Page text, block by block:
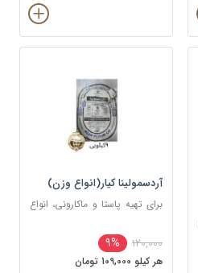
آردسمولینا کیار(انواع وزن)
برای تهیه پاستا و ماکارونی، انواع
بیسکوئیت‌ها، دسرها (مانند فرنی،
پودینگ، حلوای سمولینا)
120,000
9%
هر کيلو 109,000 تومان